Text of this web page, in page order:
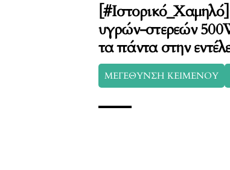
υγρών-στερεών
τα πάντα στην
ΜΕΓΕΘΥΝΣΗ ΚΕΙΜΕΝΟΥ